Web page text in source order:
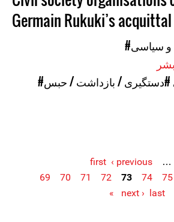
Germain Rukuki’s
و سیاسی
#دستگیری / بازداشت / حبس
‹ previous
…
69
70 71 72 73 74 75
next › last »